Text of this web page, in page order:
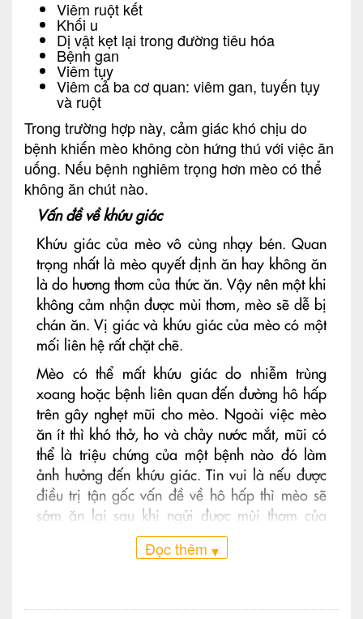
Viêm ruột kết
Khối u
Dị vật kẹt lại trong đường tiêu hóa
Bệnh gan
Viêm tụy
Viêm cả ba cơ quan: viêm gan, tuyến tụy
và ruột
Trong trường hợp này, cảm giác khó chịu do
bệnh khiến mèo không còn hứng thú với việc ăn
uống. Nếu bệnh nghiêm trọng hơn mèo có thể
không ăn chút nào.
Vấn đề về khứu giác
Khứu giác của mèo vô cùng nhạy bén. Quan
trọng nhất là mèo quyết định ăn hay không ăn
là do hương thơm của thức ăn. Vậy nên một khi
không cảm nhận được mùi thơm, mèo sẽ dễ bị
chán ăn. Vị giác và khứu giác của mèo có một
mối liên hệ rất chặt chẽ.
Mèo có thể mất khứu giác do nhiễm trùng
xoang hoặc bệnh liên quan đến đường hô hấp
trên gây nghẹt mũi cho mèo. Ngoài việc mèo
ăn ít thì khó thở, ho và chảy nước mắt, mũi có
thể là triệu chứng của một bệnh nào đó làm
ảnh hưởng đến khứu giác. Tin vui là nếu được
điều trị tận gốc vấn đề về hô hấp thì mèo sẽ
sớm ăn lại sau khi ngửi được mùi thơm của
thức ăn như ban đầu.
Đọc thêm ▾